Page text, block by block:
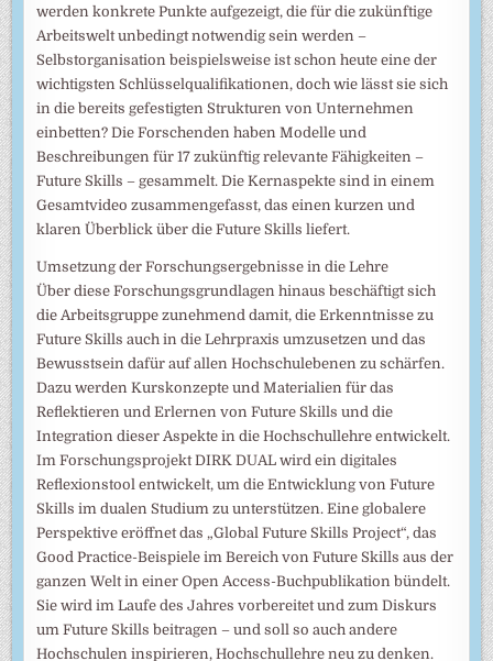
werden konkrete Punkte aufgezeigt, die für die zukünftige
Arbeitswelt unbedingt notwendig sein werden –
Selbstorganisation beispielsweise ist schon heute eine der
wichtigsten Schlüsselqualifikationen, doch wie lässt sie sich
in die bereits gefestigten Strukturen von Unternehmen
einbetten? Die Forschenden haben Modelle und
Beschreibungen für 17 zukünftig relevante Fähigkeiten –
Future Skills – gesammelt. Die Kernaspekte sind in einem
Gesamtvideo zusammengefasst, das einen kurzen und
klaren Überblick über die Future Skills liefert.
Umsetzung der Forschungsergebnisse in die Lehre
Über diese Forschungsgrundlagen hinaus beschäftigt sich
die Arbeitsgruppe zunehmend damit, die Erkenntnisse zu
Future Skills auch in die Lehrpraxis umzusetzen und das
Bewusstsein dafür auf allen Hochschulebenen zu schärfen.
Dazu werden Kurskonzepte und Materialien für das
Reflektieren und Erlernen von Future Skills und die
Integration dieser Aspekte in die Hochschullehre entwickelt.
Im Forschungsprojekt DIRK DUAL wird ein digitales
Reflexionstool entwickelt, um die Entwicklung von Future
Skills im dualen Studium zu unterstützen. Eine globalere
Perspektive eröffnet das „Global Future Skills Project“, das
Good Practice-Beispiele im Bereich von Future Skills aus der
ganzen Welt in einer Open Access-Buchpublikation bündelt.
Sie wird im Laufe des Jahres vorbereitet und zum Diskurs
um Future Skills beitragen – und soll so auch andere
Hochschulen inspirieren, Hochschullehre neu zu denken.